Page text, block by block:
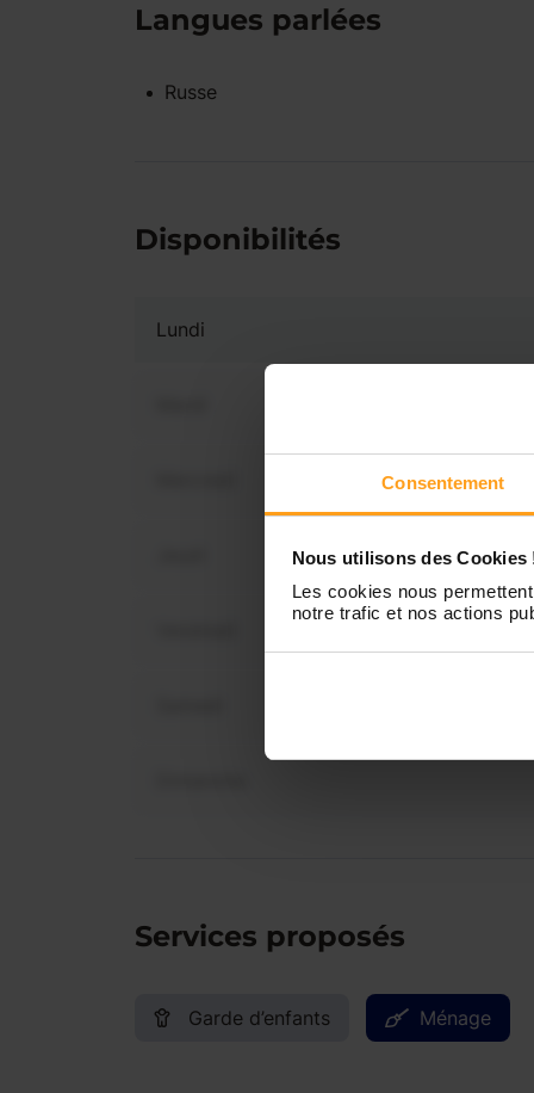
Consentement
Nous utilisons des Cookies
Les cookies nous
notre trafic et nos actions
Langues parlées
Russe
Disponibilités
Lundi
Vous
Services proposés
Garde d’enfants Ménage